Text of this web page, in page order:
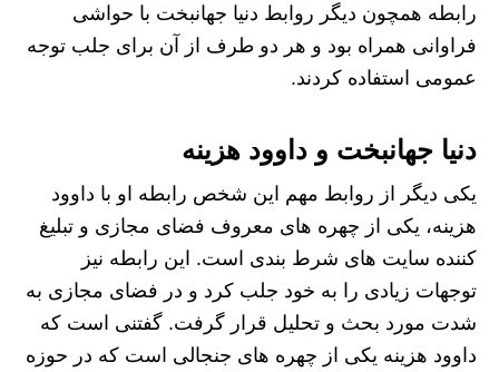
رابطه همچون دیگر روابط دنیا جهانبخت با حواشی
فراوانی همراه بود و هر دو طرف از آن برای جلب توجه
عمومی استفاده کردند.
دنیا جهانبخت و داوود هزینه
یکی دیگر از روابط مهم این شخص رابطه او با داوود
هزینه، یکی از چهره های معروف فضای مجازی و تبلیغ
کننده سایت های شرط بندی است. این رابطه نیز
توجهات زیادی را به خود جلب کرد و در فضای مجازی به
شدت مورد بحث و تحلیل قرار گرفت. گفتنی است که
داوود هزینه یکی از چهره های جنجالی است که در حوزه